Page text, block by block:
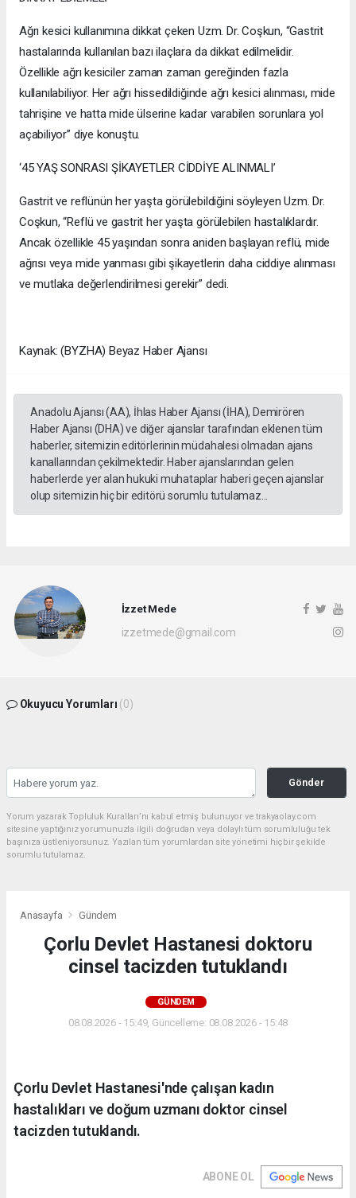
Ağrı kesici kullanımına dikkat çeken Uzm. Dr. Coşkun, “Gastrit
hastalarında kullanılan bazı ilaçlara da dikkat edilmelidir.
Özellikle ağrı kesiciler zaman zaman gereğinden fazla
kullanılabiliyor. Her ağrı hissedildiğinde ağrı kesici alınması, mide
tahrişine ve hatta mide ülserine kadar varabilen sorunlara yol
açabiliyor” diye konuştu.
‘45 YAŞ SONRASI ŞİKAYETLER CİDDİYE ALINMALI’
Gastrit ve reflünün her yaşta görülebildiğini söyleyen Uzm. Dr.
Coşkun, “Reflü ve gastrit her yaşta görülebilen hastalıklardır.
Ancak özellikle 45 yaşından sonra aniden başlayan reflü, mide
ağrısı veya mide yanması gibi şikayetlerin daha ciddiye alınması
ve mutlaka değerlendirilmesi gerekir” dedi.
Kaynak: (BYZHA) Beyaz Haber Ajansı
Anadolu Ajansı (AA), İhlas Haber Ajansı (İHA), Demirören
Haber Ajansı (DHA) ve diğer ajanslar tarafından eklenen tüm
haberler, sitemizin editörlerinin müdahalesi olmadan ajans
kanallarından çekilmektedir. Haber ajanslarından gelen
haberlerde yer alan hukuki muhataplar haberi geçen ajanslar
olup sitemizin hiç bir editörü sorumlu tutulamaz...
İzzet Mede
izzetmede@gmail.com
Okuyucu Yorumları (0)
Gönder
Yorum yazarak Topluluk Kuralları’nı kabul etmiş bulunuyor ve trakyaolay.com
sitesine yaptığınız yorumunuzla ilgili doğrudan veya dolaylı tüm sorumluluğu tek
başınıza üstleniyorsunuz. Yazılan tüm yorumlardan site yönetimi hiçbir şekilde
sorumlu tutulamaz.
Anasayfa Gündem
Çorlu Devlet Hastanesi doktoru
cinsel tacizden tutuklandı
GÜNDEM
08.08.2026 - 15:49, Güncelleme: 08.08.2026 - 15:48
Çorlu Devlet Hastanesi'nde çalışan kadın
hastalıkları ve doğum uzmanı doktor cinsel
tacizden tutuklandı.
ABONE OL